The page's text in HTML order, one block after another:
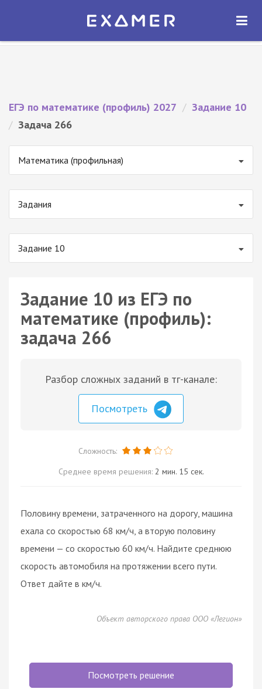
Экзамер — ЕГЭ 2027
ОТКРЫТЬ
ЕГЭ по математике (профиль) 2027 / Задание 10
/ Задача 266
Математика (профильная)
Задания
Задание 10
Задание 10 из ЕГЭ по
математике (профиль):
задача 266
Разбор сложных заданий в тг-канале:
Посмотреть
Сложность:
Среднее время решения: 2 мин. 15 сек.
Половину времени, затраченного на дорогу, машина
ехала со скоростью 68 км/ч, а вторую половину
времени — со скоростью 60 км/ч. Найдите среднюю
скорость автомобиля на протяжении всего пути.
Ответ дайте в км/ч.
Объект авторского права ООО «Легион»
Посмотреть решение